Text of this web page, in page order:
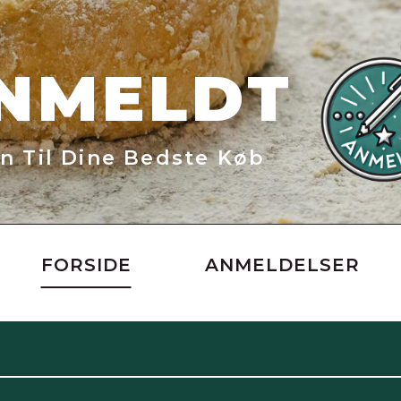
Til Dine Bedste Køb
FORSIDE ANMELDELSER